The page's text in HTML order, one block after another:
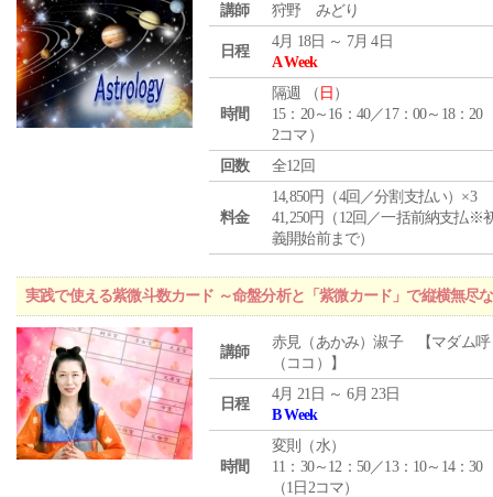
講師 狩野 みどり
日程
4月 18日 ～ 7月 4日
A Week
時間
隔週 （ 日 ）
15：20～16：40／17：00～18：20
2コマ）
回数
全12回
料金
14,850円（4回／分割支払い）×3
41,250円（12回／一括前納支払※
義開始前まで）
実践で使える紫微斗数カード ～命盤分析と「紫微カード」で縦横無尽
講師
赤見（あかみ）淑子 【マダム呼
（ココ）】
日程
4月 21日 ～ 6月 23日
B Week
時間
変則（水）
11：30～12：50／13：10～14：30
（1日2コマ）